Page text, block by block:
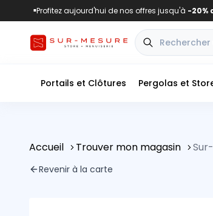
■Profitez aujourd'hui de nos offres jusqu'à -20%
Portails et Clôtures Pergolas et
Accueil Trouver mon magasin
Revenir à la carte